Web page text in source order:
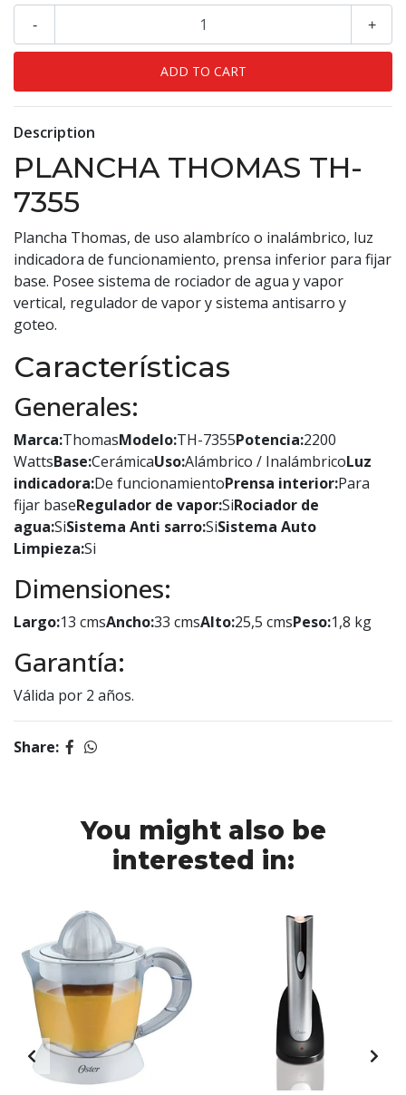
+
-
Description
PLANCHA THOMAS TH-
7355
Plancha Thomas, de uso alambríco o inalámbrico, luz
indicadora de funcionamiento, prensa inferior para fijar
base. Posee sistema de rociador de agua y vapor
vertical, regulador de vapor y sistema antisarro y
goteo.
Características
Generales:
Marca:ThomasModelo:TH-7355Potencia:2200
WattsBase:CerámicaUso:Alámbrico / InalámbricoLuz
indicadora:De funcionamientoPrensa interior:Para
fijar baseRegulador de vapor:SiRociador de
agua:SiSistema Anti sarro:SiSistema Auto
Limpieza:Si
Dimensiones:
Largo:13 cmsAncho:33 cmsAlto:25,5 cmsPeso:1,8 kg
Garantía:
Válida por 2 años.
Share:
You might also be
interested in: